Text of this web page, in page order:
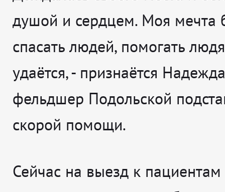
душой и сердцем. Моя мечта
спасать людей, помогать
удаётся, - признаётся
фельдшер Подольской
скорой помощи.
Сейчас на выезд к